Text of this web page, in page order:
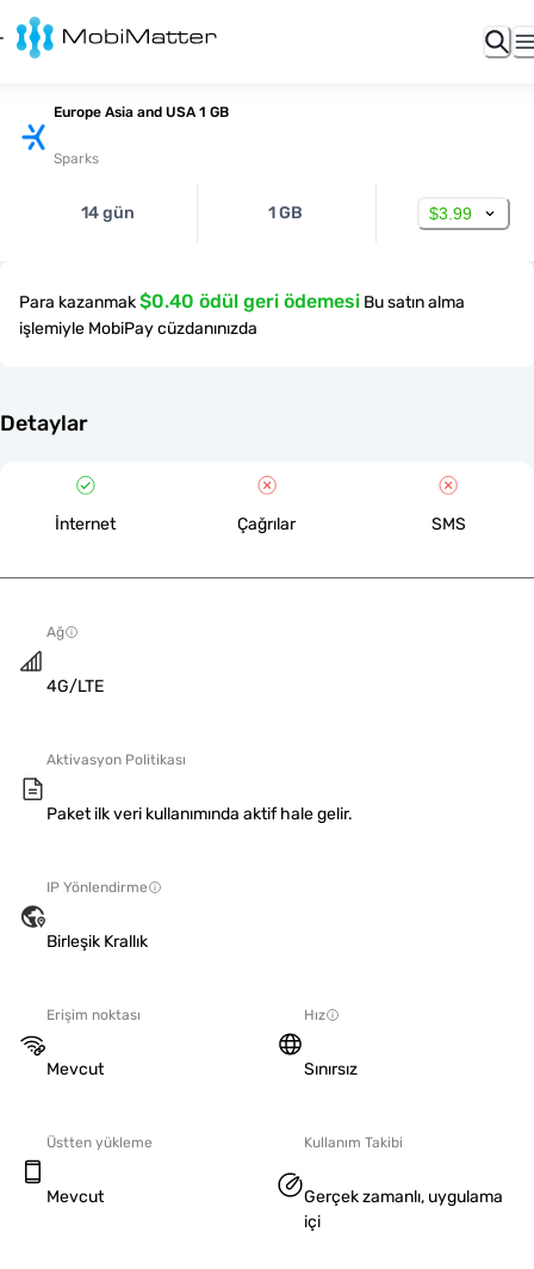
Europe Asia and USA 1 GB
Sparks
14 gün 1 GB $3.99
Para kazanmak$0.40 ödül geri ödemesi Bu satın alma
işlemiyle MobiPay cüzdanınızda
Detaylar
İnternet Çağrılar SMS
Ağ
4G/LTE
Aktivasyon Politikası
Paket ilk veri kullanımında aktif hale gelir.
IP Yönlendirme
Birleşik Krallık
Erişim noktası
Mevcut
Hız
Sınırsız
Üstten yükleme
Mevcut
Kullanım Takibi
Gerçek zamanlı, uygulama
içi